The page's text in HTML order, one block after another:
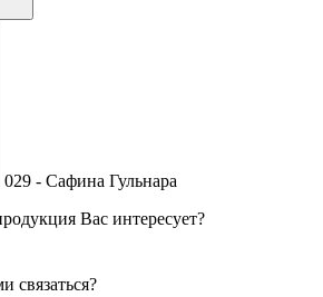
029 - Сафина Гульнара
Вас интересует?
связаться?